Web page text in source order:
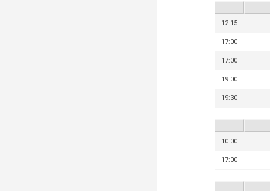
12:15
17:00
17:00
19:00
19:30
10:00
17:00